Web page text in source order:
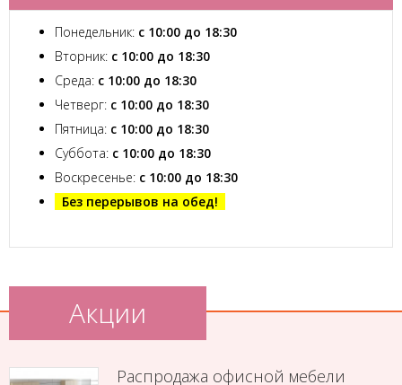
Понедельник: с 10:00 до 18:30
Вторник: с 10:00 до 18:30
Среда: с 10:00 до 18:30
Четверг: с 10:00 до 18:30
Пятница: с 10:00 до 18:30
Суббота: с 10:00 до 18:30
Воскресенье: с 10:00 до 18:30
Без перерывов на обед!
Акции
Распродажа офисной мебели